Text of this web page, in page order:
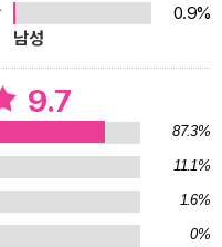
정한 고수라는 말처럼, 베테
는 곳에서 발 빠르게 움직
으면 일과 삶 앞에서 반드시
게 된다. 인생을 살아가다 보
한잔을 마신 듯 정신을 번쩍
게 만든다는 걸 알 수 있다.
른이 점점 사라지는 세상에
다 겪으며 인생 노하우를 차
0.9%
남성
9.7
87.3%
11.1%
1.6%
0%